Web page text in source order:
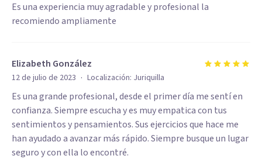
Es una experiencia muy agradable y profesional la
recomiendo ampliamente
Elizabeth González
12 de julio de 2023 · Localización: Juriquilla
Es una grande profesional, desde el primer día me sentí en
confianza. Siempre escucha y es muy empatica con tus
sentimientos y pensamientos. Sus ejercicios que hace me
han ayudado a avanzar más rápido. Siempre busque un lugar
seguro y con ella lo encontré.